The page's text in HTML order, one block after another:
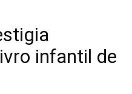
infantil de